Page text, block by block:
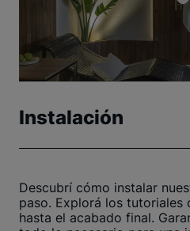
Instalación
Descubrí cómo instalar
paso. Explorá los tutoriales
hasta el acabado final.